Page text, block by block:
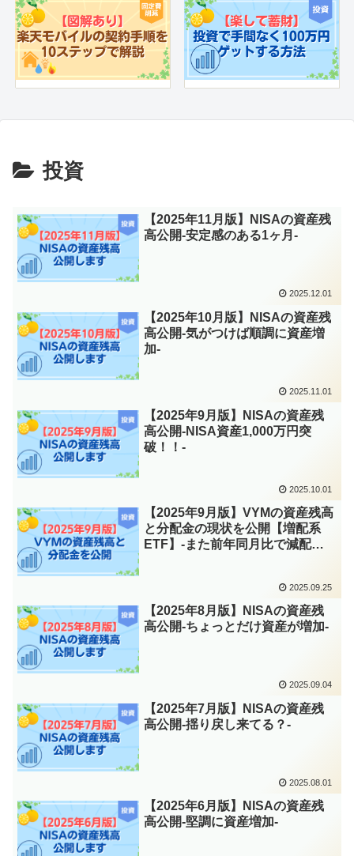
投資
【2025年11月版】NISAの資産残
高公開-安定感のある1ヶ月-
2025.12.01
【2025年10月版】NISAの資産残
高公開-気がつけば順調に資産増
加-
2025.11.01
【2025年9月版】NISAの資産残
高公開-NISA資産1,000万円突
破！！-
2025.10.01
【2025年9月版】VYMの資産残高
と分配金の現状を公開【増配系
ETF】-また前年同月比で減配し
2025.09.25
【2025年8月版】NISAの資産残
高公開-ちょっとだけ資産が増加-
2025.09.04
【2025年7月版】NISAの資産残
高公開-揺り戻し来てる？-
2025.08.01
【2025年6月版】NISAの資産残
高公開-堅調に資産増加-